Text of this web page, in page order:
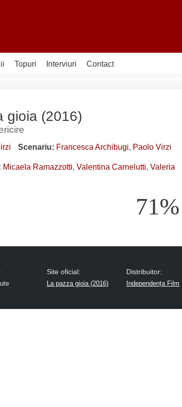
Topuri Interviuri Contact
gioia (2016)
Scenariu: Francesca Archibugi, Paolo Virzi
Micaela Ramazzotti, Valentina Carnelutti, Valeria
71%
Site oficial:
La pazza gioia (2016)
Distribuitor:
Independența Film